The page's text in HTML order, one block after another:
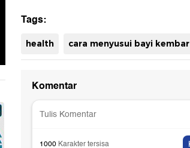
Tags:
health cara menyusui bayi kembar